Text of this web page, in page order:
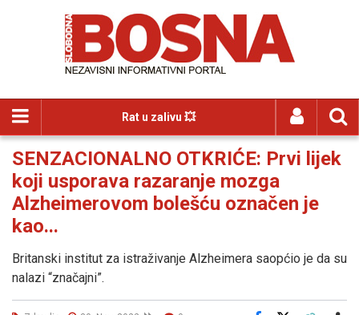
Rat u zalivu 💥
SENZACIONALNO OTKRIĆE: Prvi lijek
koji usporava razaranje mozga
Alzheimerovom bolešću označen je
kao...
Britanski institut za istraživanje Alzheimera saopćio je da su
nalazi “značajni”.